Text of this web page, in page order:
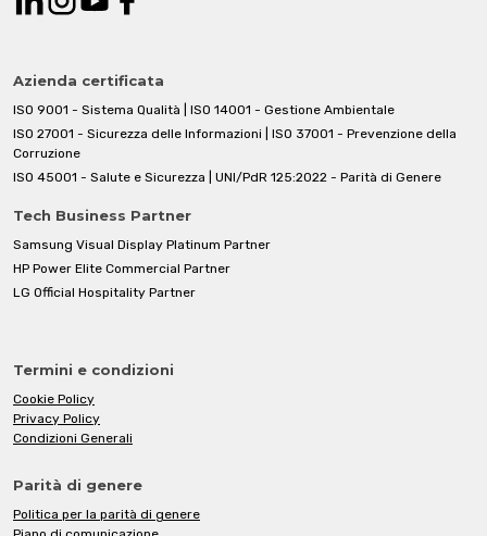
Azienda certificata
ISO 9001 - Sistema Qualità | ISO 14001 - Gestione Ambientale
ISO 27001 - Sicurezza delle Informazioni | ISO 37001 - Prevenzione della
Corruzione
ISO 45001 - Salute e Sicurezza | UNI/PdR 125:2022 - Parità di Genere
Tech Business Partner
Samsung Visual Display Platinum Partner
HP Power Elite Commercial Partner
LG Official Hospitality Partner
Termini e condizioni
Cookie Policy
Privacy Policy
Condizioni Generali
Parità di genere
Politica per la parità di genere